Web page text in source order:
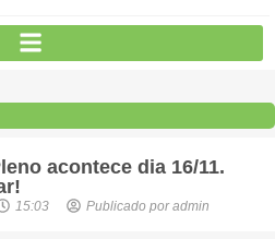
acontece dia 16/11.
15:03 Publicado poradmin